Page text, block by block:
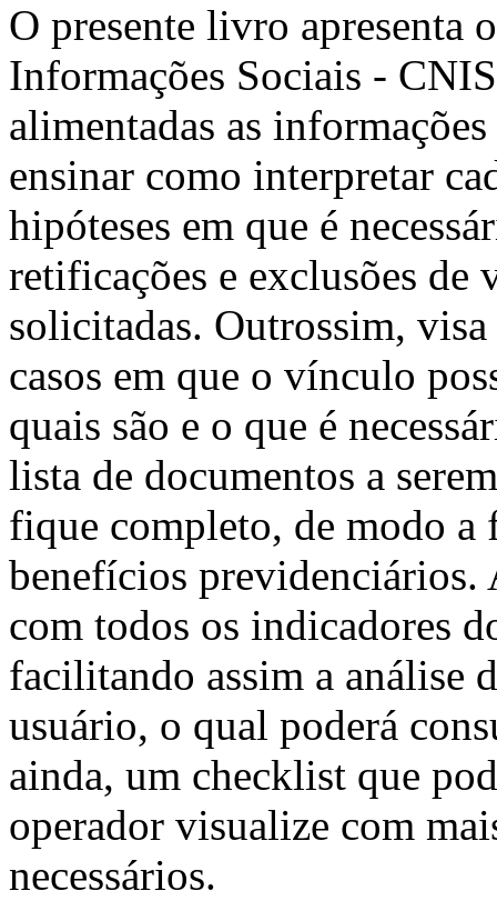
O presente livro apresenta
Informações Sociais -
alimentadas as
ensinar como interpretar
hipóteses em que é
retificações e exclusões de
solicitadas. Outrossim,
casos em que o vínculo
quais são e o que é
lista de documentos a
fique completo, de modo a
benefícios previdenciários.
com todos os indicadores
facilitando assim a análise
usuário, o qual poderá
ainda, um checklist que
operador visualize com
necessários.